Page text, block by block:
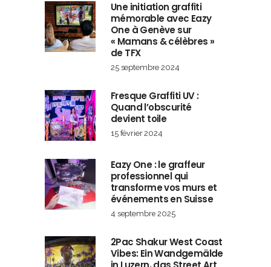
Une initiation graffiti
mémorable avec Eazy
One à Genève sur
« Mamans & célèbres »
de TFX
25 septembre 2024
Fresque Graffiti UV :
Quand l’obscurité
devient toile
15 février 2024
Eazy One : le graffeur
professionnel qui
transforme vos murs et
événements en Suisse
4 septembre 2025
2Pac Shakur West Coast
Vibes: Ein Wandgemälde